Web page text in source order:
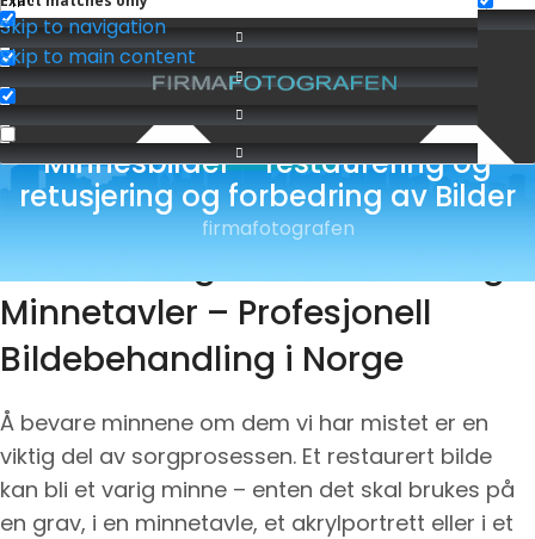
Skip to navigation
Skip to main content
BILDEREDIGERING
Minnesbilder – restaurering og
retusjering og forbedring av Bilder
firmafotografen
Minnetavler – Profesjonell
Bildebehandling i Norge
Å bevare minnene om dem vi har mistet er en
viktig del av sorgprosessen. Et restaurert bilde
kan bli et varig minne – enten det skal brukes på
en grav, i en minnetavle, et akrylportrett eller i et